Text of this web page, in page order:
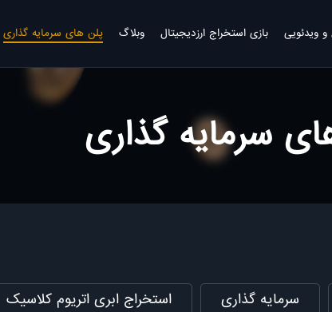
پلن های سرمایه گذاری وبلاگ بازی استخراج ارزدیجیتال ویدئویی
سرمایه گذاری
استخراج ابری اتریوم کلاسیک سرمایه گذاری